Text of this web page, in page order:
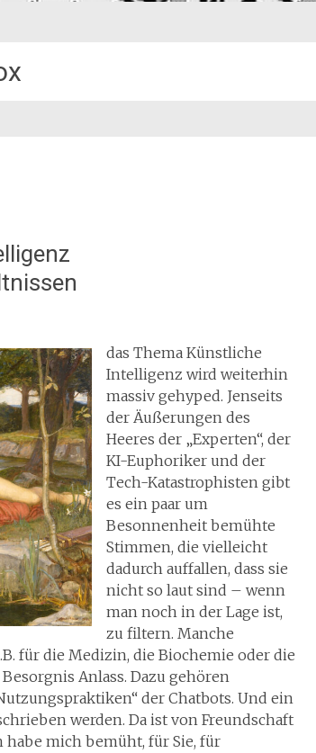
das Thema Künstliche
Intelligenz wird weiterhin
massiv gehyped. Jenseits
der Äußerungen des
Heeres der „Experten“, der
KI-Euphoriker und der
Tech-Katastrophisten gibt
es ein paar um
Besonnenheit bemühte
Stimmen, die vielleicht
dadurch auffallen, dass sie
nicht so laut sind – wenn
man noch in der Lage ist,
zu filtern. Manche
für die Medizin, die Biochemie oder die
Anlass. Dazu gehören
der Chatbots. Und ein
werden. Da ist von Freundschaft
habe mich bemüht, für Sie, für